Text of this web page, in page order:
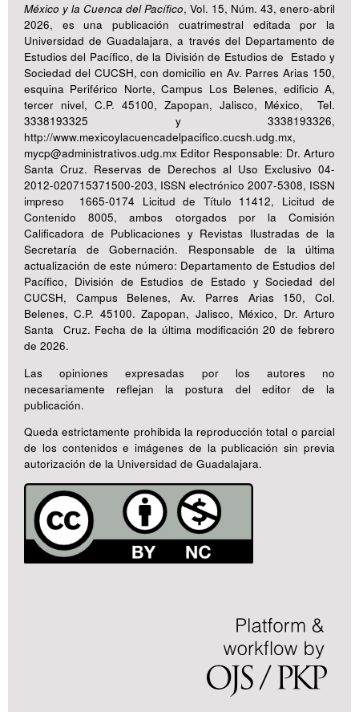
México y la Cuenca del Pacífico, Vol. 15, Núm. 43, enero-abril
2026, es una publicación cuatrimestral editada por la
Universidad de Guadalajara, a través del Departamento de
Estudios del Pacífico, de la División de Estudios de Estado y
Sociedad del CUCSH, con domicilio en Av. Parres Arias 150,
esquina Periférico Norte, Campus Los Belenes, edificio A,
tercer nivel, C.P. 45100, Zapopan, Jalisco, México, Tel.
3338193325 y 3338193326,
http://www.mexicoylacuencadelpacifico.cucsh.udg.mx,
mycp@administrativos.udg.mx Editor Responsable: Dr. Arturo
Santa Cruz. Reservas de Derechos al Uso Exclusivo 04-
2012-020715371500-203, ISSN electrónico 2007-5308, ISSN
impreso 1665-0174 Licitud de Título 11412, Licitud de
Contenido 8005, ambos otorgados por la Comisión
Calificadora de Publicaciones y Revistas Ilustradas de la
Secretaría de Gobernación. Responsable de la última
actualización de este número: Departamento de Estudios del
Pacífico, División de Estudios de Estado y Sociedad del
CUCSH, Campus Belenes, Av. Parres Arias 150, Col.
Belenes, C.P. 45100. Zapopan, Jalisco, México, Dr. Arturo
Santa Cruz. Fecha de la última modificación 20 de febrero
de 2026.
Las opiniones expresadas por los autores no
necesariamente reflejan la postura del editor de la
publicación.
Queda estrictamente prohibida la reproducción total o parcial
de los contenidos e imágenes de la publicación sin previa
autorización de la Universidad de Guadalajara.